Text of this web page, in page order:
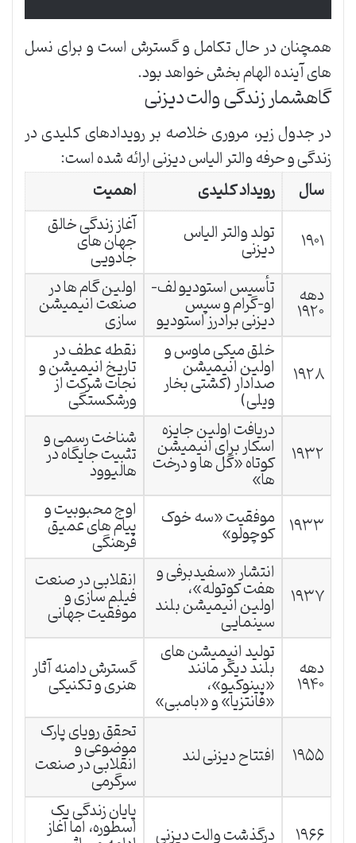
همچنان در حال تکامل و گسترش است و برای نسل
های آینده الهام بخش خواهد بود.
گاهشمار زندگی والت دیزنی
در جدول زیر، مروری خلاصه بر رویدادهای کلیدی در
زندگی و حرفه والتر الیاس دیزنی ارائه شده است:
سال
رویداد کلیدی
اهمیت
۱۹۰۱
تولد والتر الیاس
دیزنی
آغاز زندگی خالق
جهان های
جادویی
دهه
۱۹۲۰
تأسیس استودیو لف-
او-گرام و سپس
دیزنی برادرز استودیو
اولین گام ها در
صنعت انیمیشن
سازی
۱۹۲۸
خلق میکی ماوس و
اولین انیمیشن
صدادار (کشتی بخار
ویلی)
نقطه عطف در
تاریخ انیمیشن و
نجات شرکت از
ورشکستگی
۱۹۳۲
دریافت اولین جایزه
اسکار برای انیمیشن
کوتاه «گل ها و درخت
ها»
شناخت رسمی و
تثبیت جایگاه در
هالیوود
۱۹۳۳ موفقیت «سه خوک
کوچولو»
اوج محبوبیت و
پیام های عمیق
فرهنگی
۱۹۳۷
انتشار «سفیدبرفی و
هفت کوتوله»،
اولین انیمیشن بلند
سینمایی
انقلابی در صنعت
فیلم سازی و
موفقیت جهانی
دهه
۱۹۴۰
تولید انیمیشن های
بلند دیگر مانند
«پینوکیو»،
«فانتزیا» و «بامبی»
گسترش دامنه آثار
هنری و تکنیکی
۱۹۵۵ افتتاح دیزنی لند
تحقق رویای پارک
موضوعی و
انقلابی در صنعت
سرگرمی
۱۹۶۶
درگذشت والت دیزنی
پایان زندگی یک
اسطوره، اما آغاز